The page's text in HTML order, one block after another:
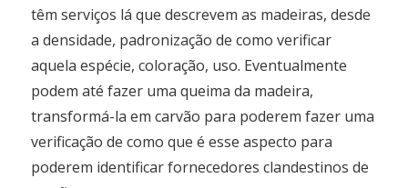
têm serviços lá que descrevem as madeiras, desde
a densidade, padronização de como verificar
aquela espécie, coloração, uso. Eventualmente
podem até fazer uma queima da madeira,
transformá-la em carvão para poderem fazer uma
verificação de como que é esse aspecto para
poderem identificar fornecedores clandestinos de